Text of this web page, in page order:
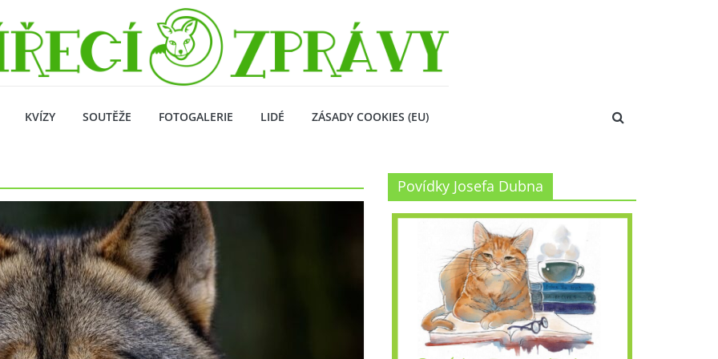
KVÍZY SOUTĚŽE FOTOGALERIE LIDÉ ZÁSADY COOKIES (EU)
Povídky Josefa Dubna